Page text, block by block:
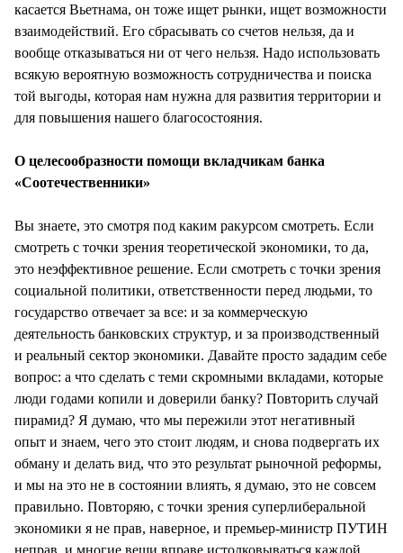
касается Вьетнама, он тоже ищет рынки, ищет возможности
взаимодействий. Его сбрасывать со счетов нельзя, да и
вообще отказываться ни от чего нельзя. Надо использовать
всякую вероятную возможность сотрудничества и поиска
той выгоды, которая нам нужна для развития территории и
для повышения нашего благосостояния.
О целесообразности помощи вкладчикам банка
«Соотечественники»
Вы знаете, это смотря под каким ракурсом смотреть. Если
смотреть с точки зрения теоретической экономики, то да,
это неэффективное решение. Если смотреть с точки зрения
социальной политики, ответственности перед людьми, то
государство отвечает за все: и за коммерческую
деятельность банковских структур, и за производственный
и реальный сектор экономики. Давайте просто зададим себе
вопрос: а что сделать с теми скромными вкладами, которые
люди годами копили и доверили банку? Повторить случай
пирамид? Я думаю, что мы пережили этот негативный
опыт и знаем, чего это стоит людям, и снова подвергать их
обману и делать вид, что это результат рыночной реформы,
и мы на это не в состоянии влиять, я думаю, это не совсем
правильно. Повторяю, с точки зрения суперлиберальной
экономики я не прав, наверное, и премьер-министр ПУТИН
неправ, и многие вещи вправе истолковываться каждой